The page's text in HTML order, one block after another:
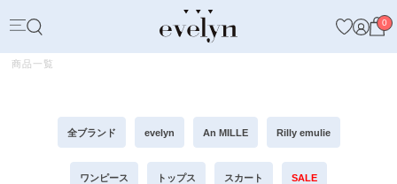
0
商品一覧
全ブランド evelyn An MILLE Rilly emulie
ワンピース トップス スカート SALE